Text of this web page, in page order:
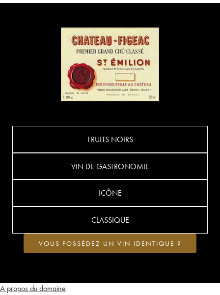
A propos du domaine
FRUITS NOIRS
VIN DE GASTRONOMIE
ICÔNE
CLASSIQUE
VOUS POSSÉDEZ UN VIN IDENTIQUE ?